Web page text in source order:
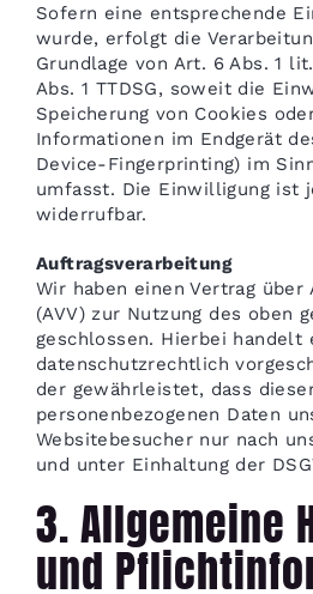
Sofern eine entsprechende
wurde, erfolgt die
Grundlage von Art. 6 Abs. 1
Abs. 1 TTDSG, soweit die
Speicherung von Cookies
Informationen im Endgerät
Device-Fingerprinting) im
umfasst. Die Einwilligung ist
widerrufbar.
Auftragsverarbeitung
Wir haben einen Vertrag über
(AVV) zur Nutzung des oben
geschlossen. Hierbei handelt
datenschutzrechtlich
der gewährleistet, dass
personenbezogenen Daten
Websitebesucher nur nach
und unter Einhaltung der
3. Allgemeine
und